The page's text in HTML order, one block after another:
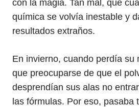
con la magia. Tan mal, que
química se volvía inestable y
resultados extraños.
En invierno, cuando perdía su
que preocuparse de que el
desprendían sus alas no
las fórmulas. Por eso, pasaba